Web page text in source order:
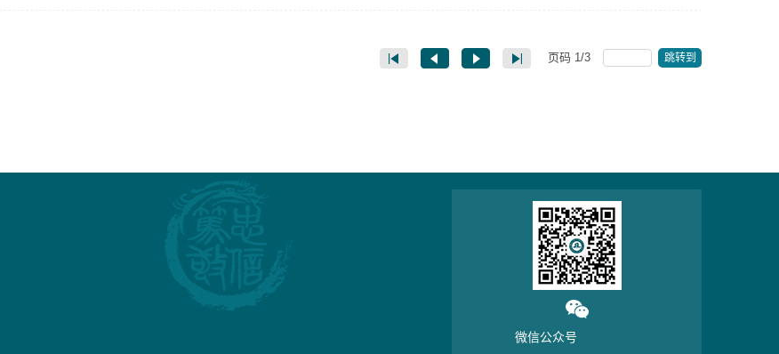
页码 1/3 跳转到
微信公众号